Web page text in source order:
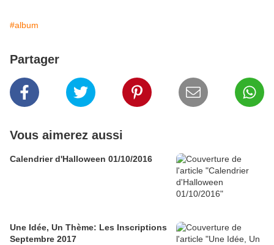
#album
Partager
Vous aimerez aussi
Calendrier d'Halloween 01/10/2016
Une Idée, Un Thème: Les Inscriptions
Septembre 2017